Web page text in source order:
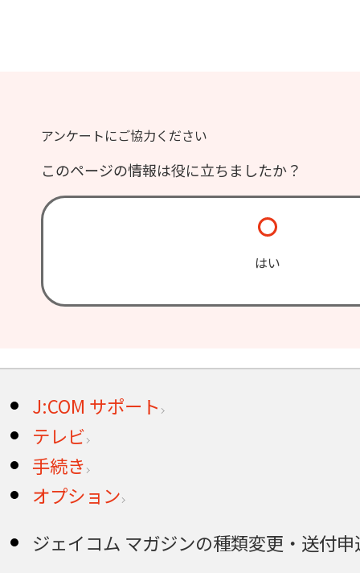
アンケートにご協力ください
このページの情報は役に立ちましたか？
はい
J:COM サポート
テレビ
手続き
オプション
ジェイコム マガジンの種類変更・送付